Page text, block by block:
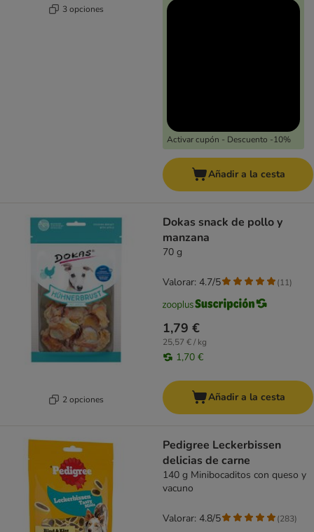
3 opciones
Activar cupón - Descuento -10%
Añadir a la cesta
2 opciones
Dokas snack de pollo y
manzana
70 g
1,79 €
25,57 € / kg
1,70 €
Valorar: 4.7/5 (11)
Añadir a la cesta
Pedigree Leckerbissen
delicias de carne
140 g Minibocaditos con queso y
vacuno
Valorar: 4.8/5 (283)